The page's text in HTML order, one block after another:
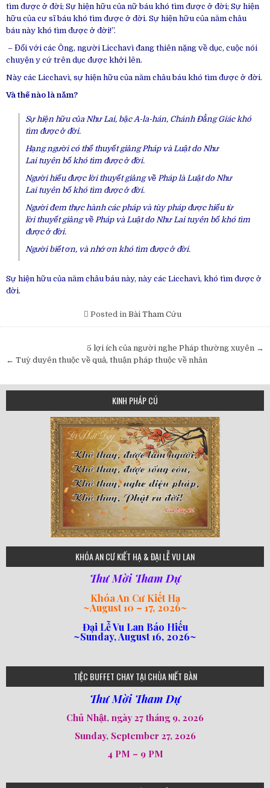
tìm được ở đời; Sự hiện hữu của nữ báu khó tìm được ở đời; Sự hiện
hữu của cư sĩ báu khó tìm được ở đời. Sự hiện hữu của năm châu
báu này khó tìm được ở đời!”.
– Đối với các Ông, người Licchavì đang thiên nặng về dục, cuộc nói
chuyện y cứ trên dục được khởi lên.
Này các Licchavì, sự hiện hữu của năm châu báu khó tìm được ở đời.
Và thế nào là năm?
Sự hiện hữu của Như Lai, bậc A-la-hán, Chánh Đẳng Giác khó
tìm được ở đời.
Hạng người có thể thuyết giảng Pháp và Luật do Như
Lai tuyên bố khó tìm được ở đời.
Người hiểu được lời thuyết giảng về Pháp là Luật do Như
Lai tuyên bố khó tìm được ở đời.
Người đem thực hành các pháp và tùy pháp được hiểu từ
lời thuyết giảng về Pháp và Luật do Như Lai tuyên bố khó tìm
được ở đời.
Người biết ơn, và nhớ ơn khó tìm được ở đời.
Sự hiện hữu của năm châu báu này, này các Licchavì, khó tìm được ở
đời.
Posted in Bài Tham Cứu
navigation
5 lợi ích của người nghe Pháp thường xuyên →
← Tuỳ duyên thuộc về quả, thuận pháp thuộc về nhân
KINH PHÁP CÚ
75
80
78
77
82
92
93
94
95
98
641
182
101
loipha2
loipha4
loipha1
loipha5
loipha7
loipha8
loipha10
loipha9
loi-phat-day
loipha15
loipha13
KHÓA AN CƯ KIẾT HẠ & ĐẠI LỄ VU LAN
Thư Mời Tham Dự
Khóa An Cư Kiết Hạ
~August 10 – 17, 2026~
Đại Lễ Vu Lan Báo Hiếu
~Sunday, August 16, 2026~
TIỆC BUFFET CHAY TẠI CHÙA NIẾT BÀN
Thư Mời Tham Dự
Chủ Nhật, ngày 27 tháng 9, 2026
Sunday, September 27, 2026
4 PM – 9 PM